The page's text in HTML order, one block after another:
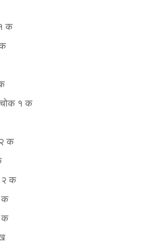
क
१ क
क
२ क
क
क